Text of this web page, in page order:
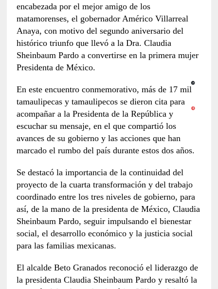
encabezada por el mejor amigo de los
matamorenses, el gobernador Américo Villarreal
Anaya, con motivo del segundo aniversario del
histórico triunfo que llevó a la Dra. Claudia
Sheinbaum Pardo a convertirse en la primera mujer
Presidenta de México.
En este encuentro conmemorativo, más de 17 mil
tamaulipecas y tamaulipecos se dieron cita para
acompañar a la Presidenta de la República y
escuchar su mensaje, en el que compartió los
avances de su gobierno y las acciones que han
marcado el rumbo del país durante estos dos años.
Se destacó la importancia de la continuidad del
proyecto de la cuarta transformación y del trabajo
coordinado entre los tres niveles de gobierno, para
así, de la mano de la presidenta de México, Claudia
Sheinbaum Pardo, seguir impulsando el bienestar
social, el desarrollo económico y la justicia social
para las familias mexicanas.
El alcalde Beto Granados reconoció el liderazgo de
la presidenta Claudia Sheinbaum Pardo y resaltó la